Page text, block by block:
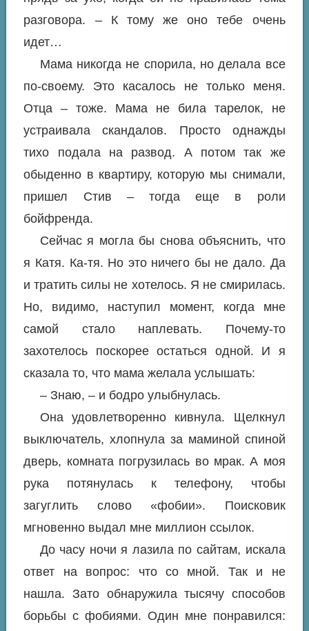
разговора. – К тому же оно тебе очень
идет…
Мама никогда не спорила, но делала все
по-своему. Это касалось не только меня.
Отца – тоже. Мама не била тарелок, не
устраивала скандалов. Просто однажды
тихо подала на развод. А потом так же
обыденно в квартиру, которую мы снимали,
пришел Стив – тогда еще в роли
бойфренда.
Сейчас я могла бы снова объяснить, что
я Катя. Ка-тя. Но это ничего бы не дало. Да
и тратить силы не хотелось. Я не смирилась.
Но, видимо, наступил момент, когда мне
самой стало наплевать. Почему-то
захотелось поскорее остаться одной. И я
сказала то, что мама желала услышать:
– Знаю, – и бодро улыбнулась.
Она удовлетворенно кивнула. Щелкнул
выключатель, хлопнула за маминой спиной
дверь, комната погрузилась во мрак. А моя
рука потянулась к телефону, чтобы
загуглить слово «фобии». Поисковик
мгновенно выдал мне миллион ссылок.
До часу ночи я лазила по сайтам, искала
ответ на вопрос: что со мной. Так и не
нашла. Зато обнаружила тысячу способов
борьбы с фобиями. Один мне понравился: